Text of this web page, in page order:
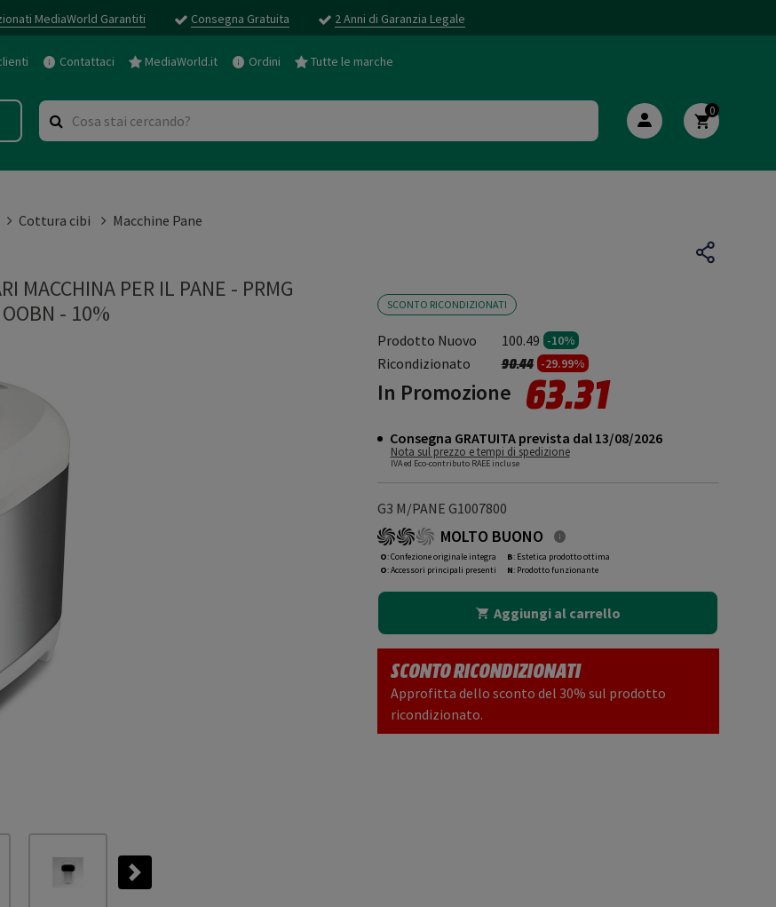
MediaWorld Garantiti Consegna Gratuita 2 Anni di Garanzia Legale
Contattaci MediaWorld.it Ordini Tutte le marche
0
Cottura cibi
Macchine Pane
MACCHINA PER IL PANE - PRMG
- 10%
Next
SCONTO RICONDIZIONATI
Prodotto Nuovo 100.49 -10%
Ricondizionato Prezzo ridotto da
90.44a-29.99%
In Promozione 63.31
Consegna GRATUITA prevista dal 13/08/2026
Nota sul prezzo e tempi di spedizione
IVA ed Eco-contributo RAEE incluse
G3 M/PANE G1007800
MOLTO BUONO
O: Confezione originale integra
O: Accessori principali presenti
B: Estetica prodotto ottima
N: Prodotto funzionante
Aggiungi al carrello
SCONTO RICONDIZIONATI
Approfitta dello sconto del 30% sul prodotto
ricondizionato.